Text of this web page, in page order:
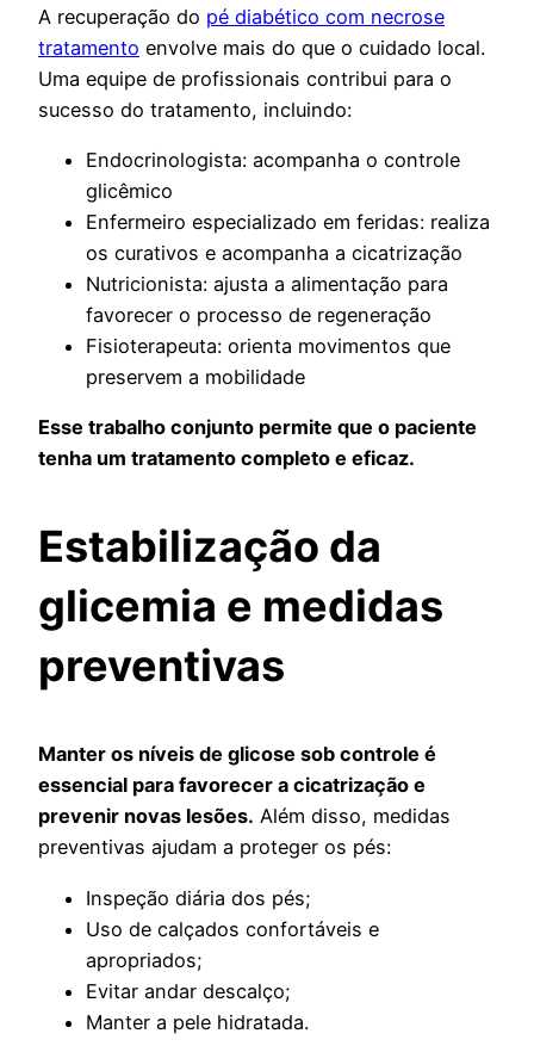
A recuperação do pé diabético com necrose
tratamento envolve mais do que o cuidado local.
Uma equipe de profissionais contribui para o
sucesso do tratamento, incluindo:
Endocrinologista: acompanha o controle
glicêmico
Enfermeiro especializado em feridas: realiza
os curativos e acompanha a cicatrização
Nutricionista: ajusta a alimentação para
favorecer o processo de regeneração
Fisioterapeuta: orienta movimentos que
preservem a mobilidade
Esse trabalho conjunto permite que o paciente
tenha um tratamento completo e eficaz.
Estabilização da
glicemia e medidas
preventivas
Manter os níveis de glicose sob controle é
essencial para favorecer a cicatrização e
prevenir novas lesões. Além disso, medidas
preventivas ajudam a proteger os pés:
Inspeção diária dos pés;
Uso de calçados confortáveis e
apropriados;
Evitar andar descalço;
Manter a pele hidratada.